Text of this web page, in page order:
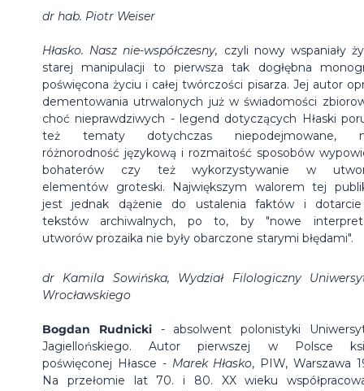
dr hab. Piotr Weiser
Hłasko. Nasz nie-współczesny, czyli nowy wspaniały
starej manipulacji to pierwsza tak dogłębna
poświęcona życiu i całej twórczości pisarza. Jej autor
dementowania utrwalonych już w świadomości
choć nieprawdziwych - legend dotyczących Hłaski
też tematy dotychczas niepodejmowane,
różnorodność językową i rozmaitość sposobów
bohaterów czy też wykorzystywanie w
elementów groteski. Największym walorem tej
jest jednak dążenie do ustalenia faktów i
tekstów archiwalnych, po to, by "nowe
utworów prozaika nie były obarczone starymi błędami".
dr Kamila Sowińska, Wydział Filologiczny
Wrocławskiego
Bogdan Rudnicki- absolwent polonistyki
Jagiellońskiego. Autor pierwszej w Polsce
poświęconej Hłasce - Marek Hłasko, PIW, Warszawa
Na przełomie lat 70. i 80. XX wieku